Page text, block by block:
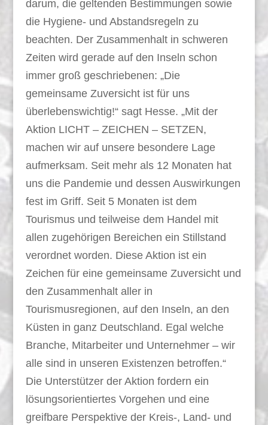
darum, die geltenden Bestimmungen sowie
die Hygiene- und Abstandsregeln zu
beachten. Der Zusammenhalt in schweren
Zeiten wird gerade auf den Inseln schon
immer groß geschriebenen: „Die
gemeinsame Zuversicht ist für uns
überlebenswichtig!“ sagt Hesse. „Mit der
Aktion LICHT – ZEICHEN – SETZEN,
machen wir auf unsere besondere Lage
aufmerksam. Seit mehr als 12 Monaten hat
uns die Pandemie und dessen Auswirkungen
fest im Griff. Seit 5 Monaten ist dem
Tourismus und teilweise dem Handel mit
allen zugehörigen Bereichen ein Stillstand
verordnet worden. Diese Aktion ist ein
Zeichen für eine gemeinsame Zuversicht und
den Zusammenhalt aller in
Tourismusregionen, auf den Inseln, an den
Küsten in ganz Deutschland. Egal welche
Branche, Mitarbeiter und Unternehmer – wir
alle sind in unseren Existenzen betroffen.“
Die Unterstützer der Aktion fordern ein
lösungsorientiertes Vorgehen und eine
greifbare Perspektive der Kreis-, Land- und